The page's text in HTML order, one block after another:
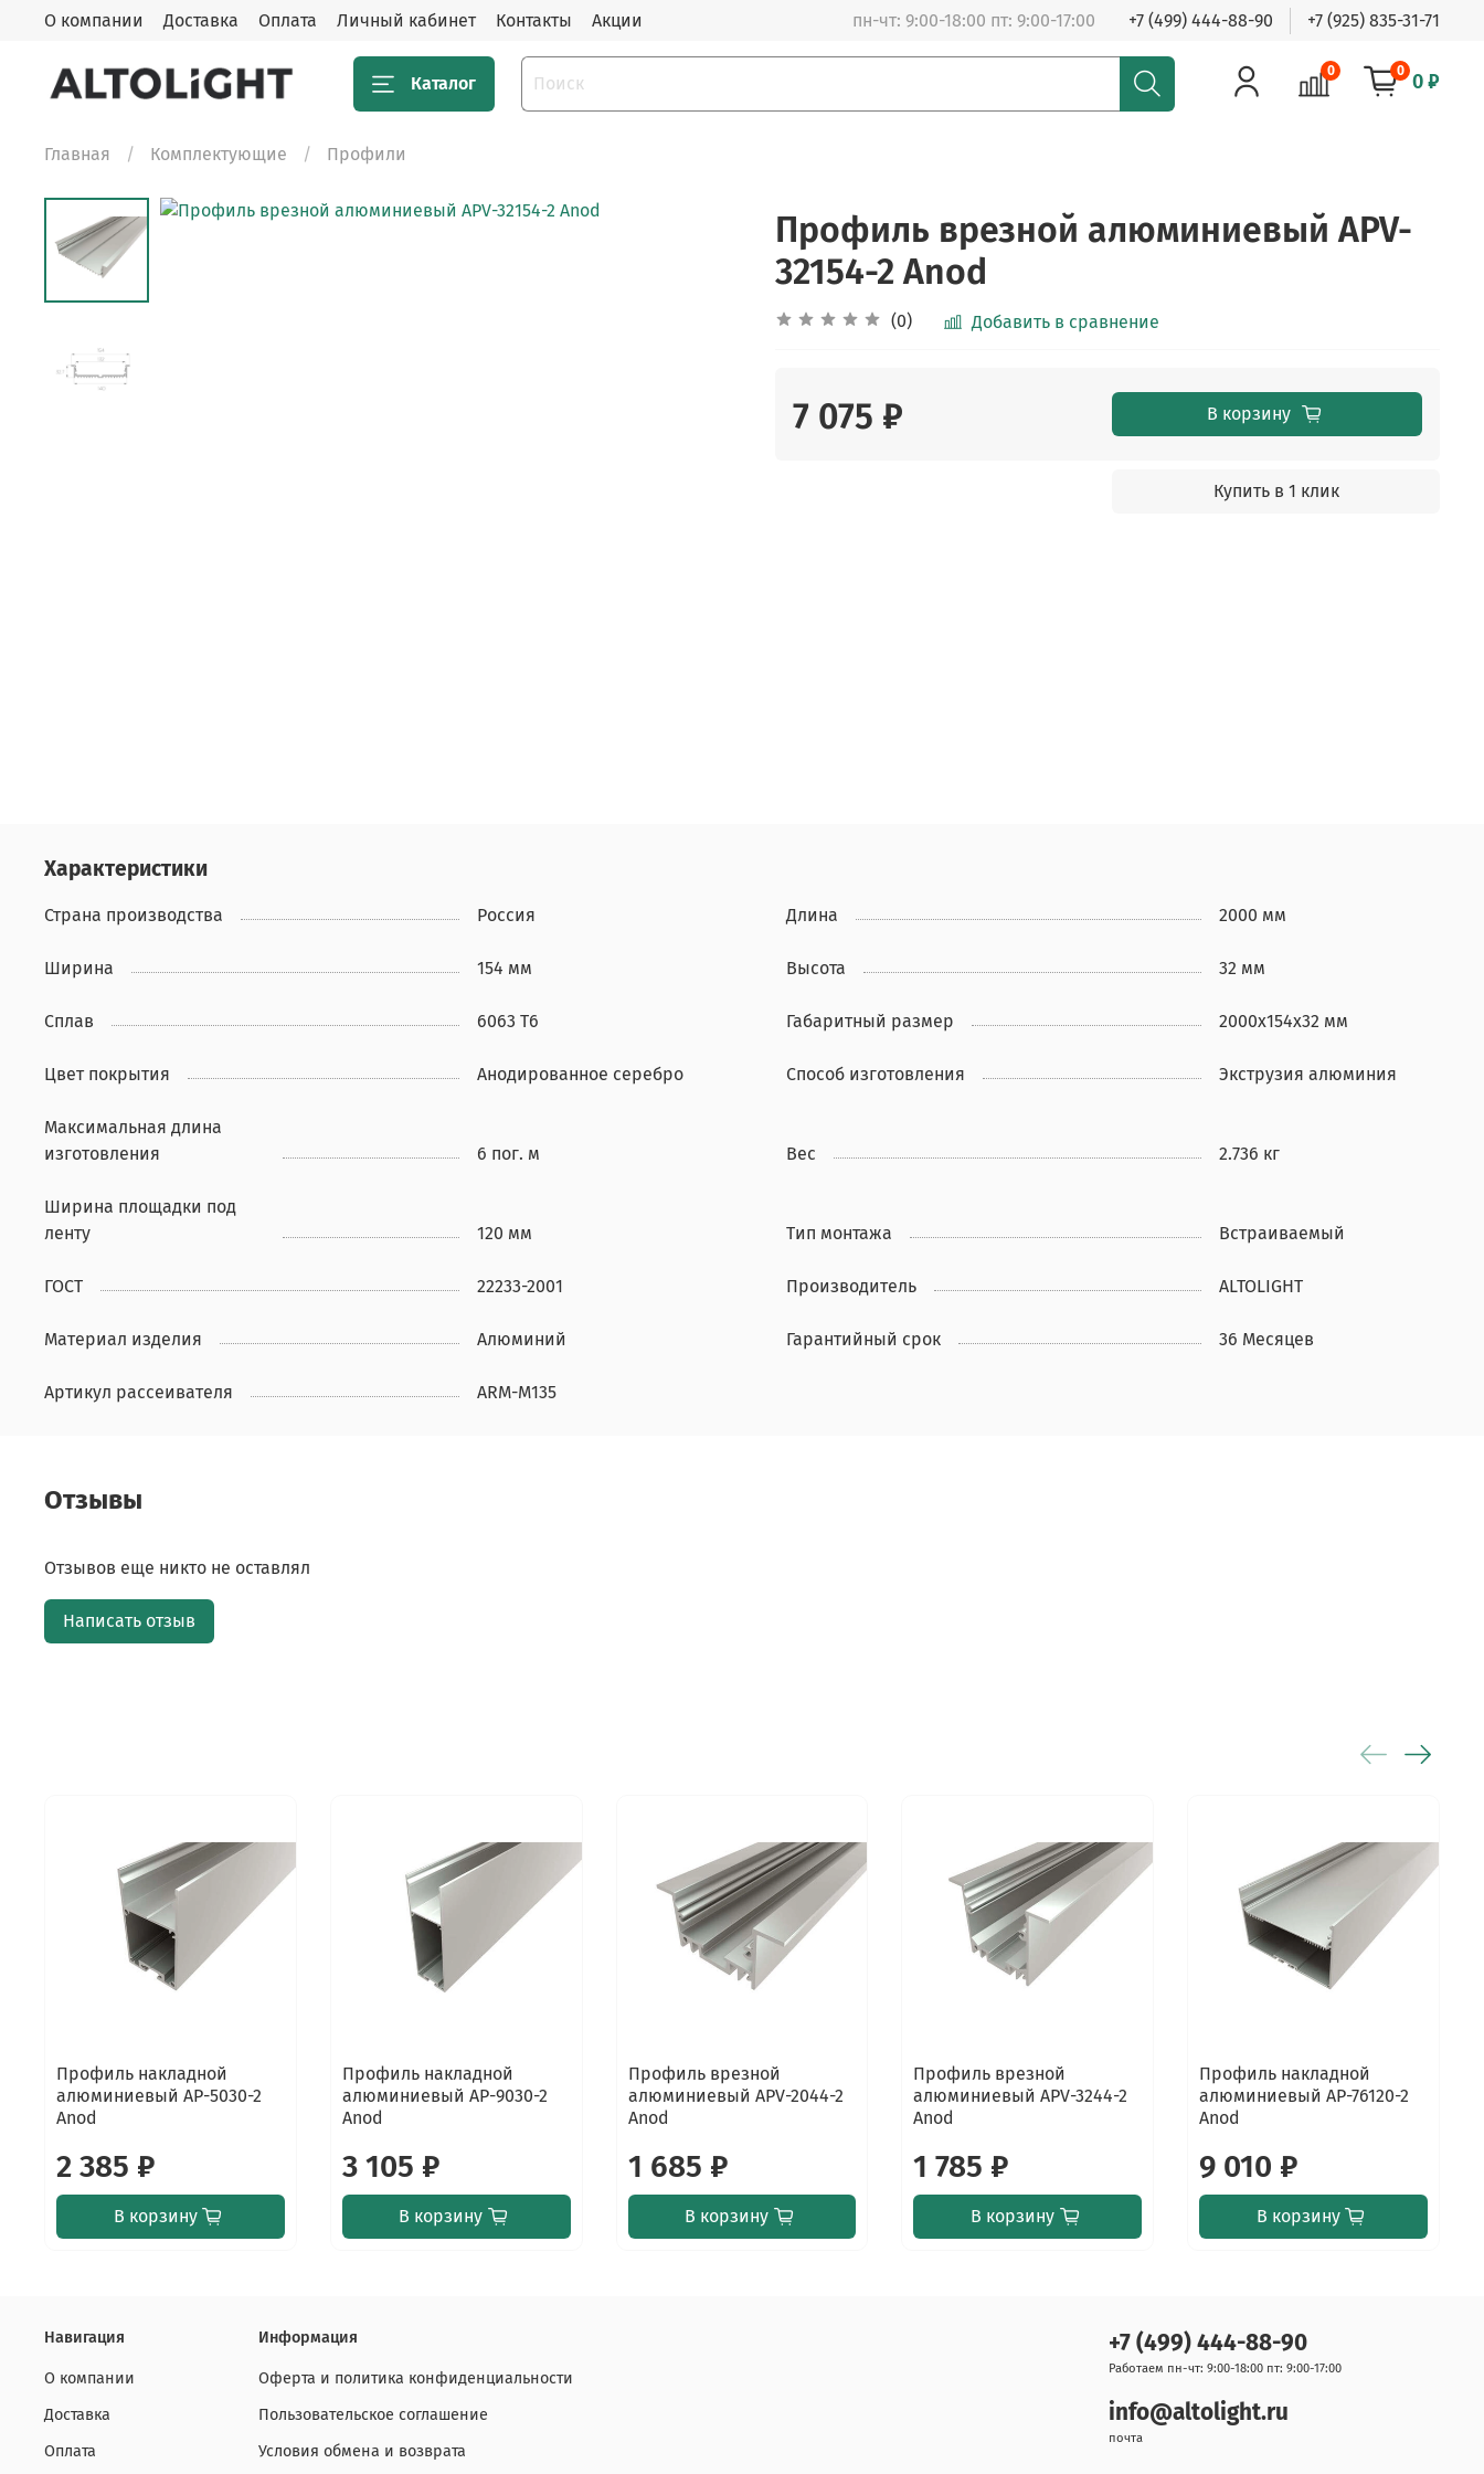
О компании Доставка Оплата Личный кабинет Контакты Акции пн-чт: 9:00-18:00 пт: 9:00-17:00 +7 (499) 444-88-90 +7 (925) 835-31-71
Каталог
0 0 0 ₽
Главная Комплектующие Профили
Профиль врезной алюминиевый APV-
32154-2 Anod
(0) Добавить в сравнение
7 075 ₽ В корзину
Купить в 1 клик
Характеристики
Страна производства Россия Длина 2000 мм
Ширина 154 мм Высота 32 мм
Сплав 6063 Т6 Габаритный размер 2000x154x32 мм
Цвет покрытия Анодированное серебро Способ изготовления Экструзия алюминия
Максимальная длина
изготовления
6 пог. м Вес 2.736 кг
Ширина площадки под
ленту
120 мм Тип монтажа Встраиваемый
ГОСТ 22233-2001 Производитель ALTOLIGHT
Материал изделия Алюминий Гарантийный срок 36 Месяцев
Артикул рассеивателя ARM-M135
Отзывы
Отзывов еще никто не оставлял
Написать отзыв
Профиль накладной
алюминиевый AP-5030-2
Anod
2 385 ₽
В корзину
Профиль накладной
алюминиевый AP-9030-2
Anod
3 105 ₽
В корзину
Профиль врезной
алюминиевый APV-2044-2
Anod
1 685 ₽
В корзину
Профиль врезной
алюминиевый APV-3244-2
Anod
1 785 ₽
В корзину
Профиль накладной
алюминиевый AP-76120-2
Anod
9 010 ₽
В корзину
Навигация
О компании
Доставка
Оплата
Информация
Оферта и политика конфиденциальности
Пользовательское соглашение
Условия обмена и возврата
+7 (499) 444-88-90
Работаем пн-чт: 9:00-18:00 пт: 9:00-17:00
info@altolight.ru
почта